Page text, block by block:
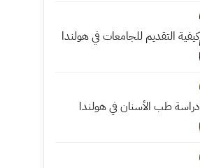
كيفية التقديم للجامعات في هولندا
دراسة طب الأسنان في هولندا